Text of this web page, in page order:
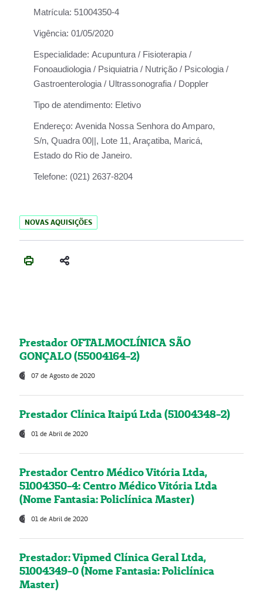
Matrícula: 51004350-4
Vigência: 01/05/2020
Especialidade: Acupuntura / Fisioterapia /
Fonoaudiologia / Psiquiatria / Nutrição / Psicologia /
Gastroenterologia / Ultrassonografia / Doppler
Tipo de atendimento: Eletivo
Endereço: Avenida Nossa Senhora do Amparo,
S/n, Quadra 00||, Lote 11, Araçatiba, Maricá,
Estado do Rio de Janeiro.
Telefone: (021) 2637-8204
NOVAS AQUISIÇÕES
Prestador OFTALMOCLÍNICA SÃO
GONÇALO (55004164-2)
07 de Agosto de 2020
Prestador Clínica Itaipú Ltda (51004348-2)
01 de Abril de 2020
Prestador Centro Médico Vitória Ltda,
51004350-4: Centro Médico Vitória Ltda
(Nome Fantasia: Policlínica Master)
01 de Abril de 2020
Prestador: Vipmed Clínica Geral Ltda,
51004349-0 (Nome Fantasia: Policlínica
Master)